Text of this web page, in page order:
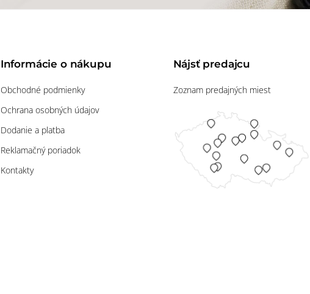
Informácie o nákupu
Obchodné podmienky
Ochrana osobných údajov
Dodanie a platba
Reklamačný poriadok
Kontakty
Nájsť predajcu
Zoznam predajných miest